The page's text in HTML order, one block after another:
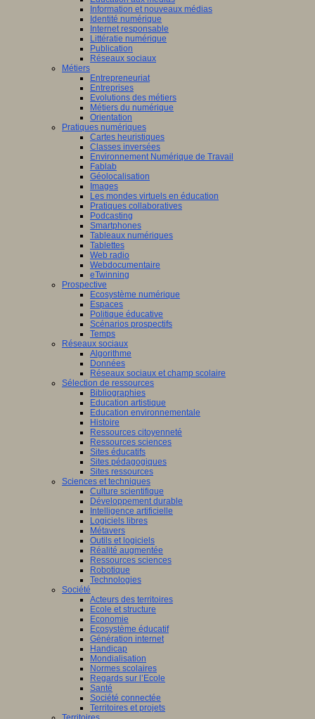
Information et nouveaux médias
Identité numérique
Internet responsable
Littératie numérique
Publication
Réseaux sociaux
Métiers
Entrepreneuriat
Entreprises
Evolutions des métiers
Métiers du numérique
Orientation
Pratiques numériques
Cartes heuristiques
Classes inversées
Environnement Numérique de Travail
Fablab
Géolocalisation
Images
Les mondes virtuels en éducation
Pratiques collaboratives
Podcasting
Smartphones
Tableaux numériques
Tablettes
Web radio
Webdocumentaire
eTwinning
Prospective
Ecosystème numérique
Espaces
Politique éducative
Scénarios prospectifs
Temps
Réseaux sociaux
Algorithme
Données
Réseaux sociaux et champ scolaire
Sélection de ressources
Bibliographies
Education artistique
Education environnementale
Histoire
Ressources citoyenneté
Ressources sciences
Sites éducatifs
Sites pédagogiques
Sites ressources
Sciences et techniques
Culture scientifique
Développement durable
Intelligence artificielle
Logiciels libres
Métavers
Outils et logiciels
Réalité augmentée
Ressources sciences
Robotique
Technologies
Société
Acteurs des territoires
Ecole et structure
Economie
Ecosystème éducatif
Génération internet
Handicap
Mondialisation
Normes scolaires
Regards sur l’Ecole
Santé
Société connectée
Territoires et projets